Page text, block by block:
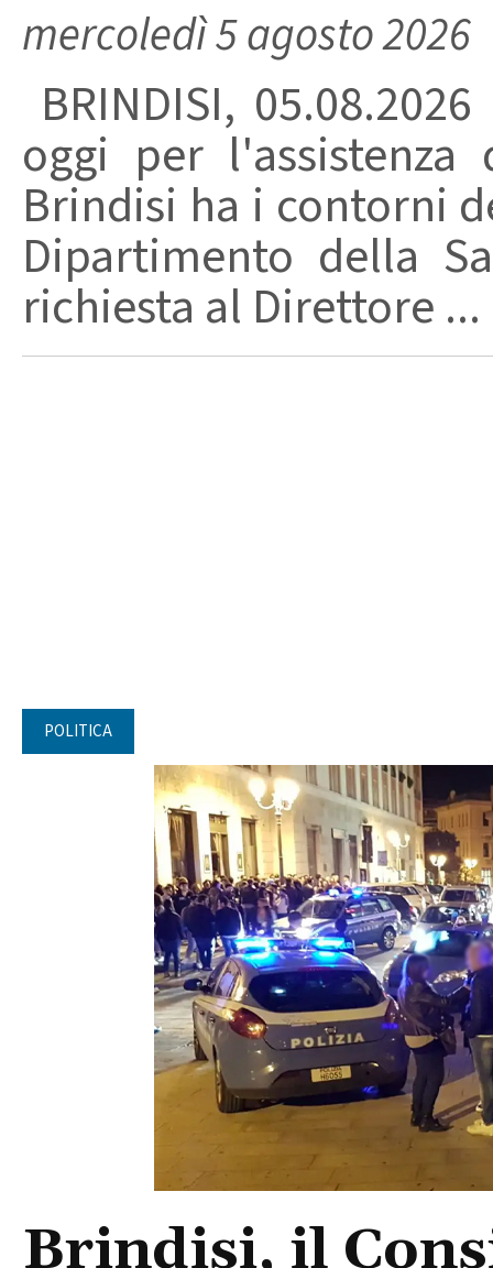
mercoledì 5 agosto 2026
BRINDISI,
oggi per
Brindisi ha i contorni
Dipartimento della
richiesta al Direttore ...
POLITICA
Brindisi, il